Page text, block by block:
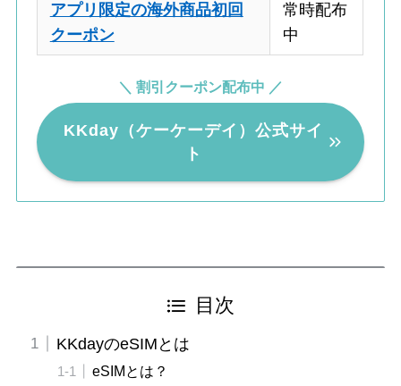
アプリ限定の海外商品初回
クーポン
常時配布
中
＼ 割引クーポン配布中 ／
KKday（ケーケーデイ）公式サイ
ト
目次
KKdayのeSIMとは
eSIMとは？